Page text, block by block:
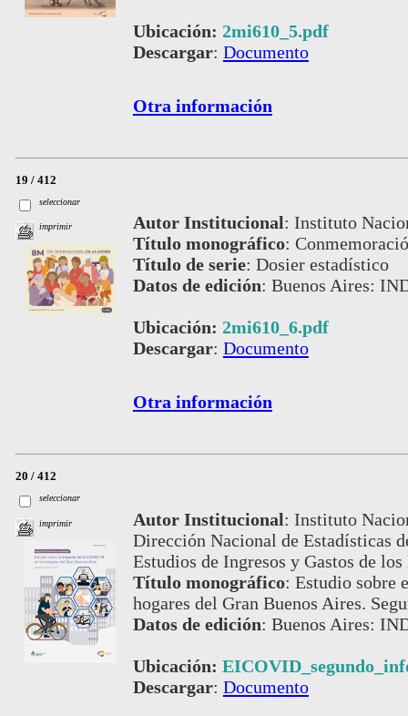
Ubicación: 2mi610_5.pdf
Descargar: Documento
Otra información
19 / 412
seleccionar
imprimir Autor Institucional: Instituto
Título monográfico:
Título de serie: Dosier estadístico
Datos de edición: Buenos Aires:
Ubicación: 2mi610_6.pdf
Descargar: Documento
Otra información
20 / 412
seleccionar
imprimir Autor Institucional: Instituto
Dirección Nacional de Estadísticas
Estudios de Ingresos y Gastos de los
Título monográfico: Estudio sobre
hogares del Gran Buenos Aires.
Datos de edición: Buenos Aires:
Ubicación:
Descargar: Documento